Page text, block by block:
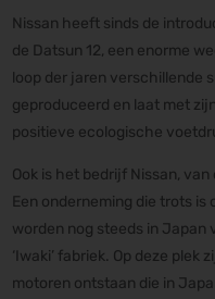
Nissan heeft sinds de
de Datsun 12, een enorme
loop der jaren verschillende
geproduceerd en laat met
positieve ecologische
Ook is het bedrijf Nissan,
Een onderneming die trots is
worden nog steeds in Japan
‘Iwaki’ fabriek. Op deze plek
motoren ontstaan die in